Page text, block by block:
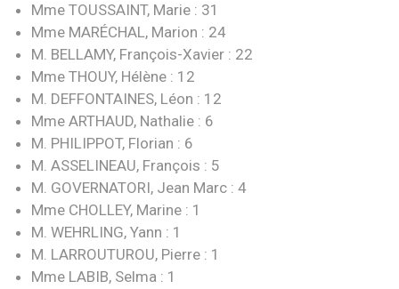
Mme TOUSSAINT, Marie : 31
Mme MARÉCHAL, Marion : 24
M. BELLAMY, François-Xavier : 22
Mme THOUY, Hélène : 12
M. DEFFONTAINES, Léon : 12
Mme ARTHAUD, Nathalie : 6
M. PHILIPPOT, Florian : 6
M. ASSELINEAU, François : 5
M. GOVERNATORI, Jean Marc : 4
Mme CHOLLEY, Marine : 1
M. WEHRLING, Yann : 1
M. LARROUTUROU, Pierre : 1
Mme LABIB, Selma : 1